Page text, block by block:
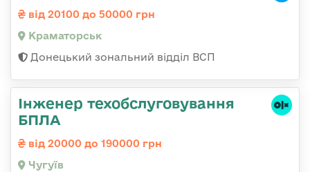
від 20100 до 50000 грн
Краматорськ
Донецький зональний відділ ВСП
Інженер техобслуговування
БПЛА
від 20000 до 190000 грн
Чугуїв